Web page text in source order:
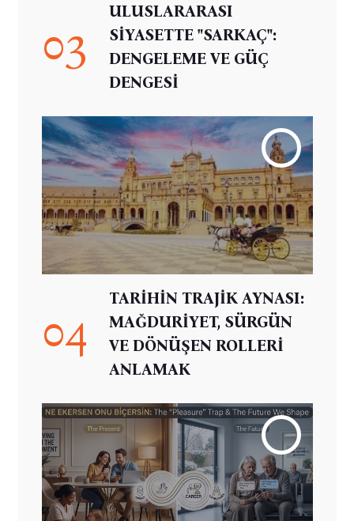
03
ULUSLARARASI
SİYASETTE "SARKAÇ":
DENGELEME VE GÜÇ
DENGESİ
04
TARİHİN TRAJİK AYNASI:
MAĞDURİYET, SÜRGÜN
VE DÖNÜŞEN ROLLERİ
ANLAMAK